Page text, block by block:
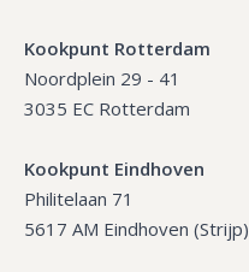
Kookpunt Rotterdam
Noordplein 29 - 41
3035 EC Rotterdam
Kookpunt Eindhoven
Philitelaan 71
5617 AM Eindhoven (Strijp)